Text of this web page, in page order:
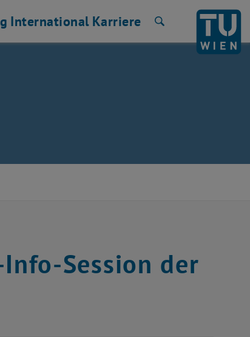
International Karriere
Session der